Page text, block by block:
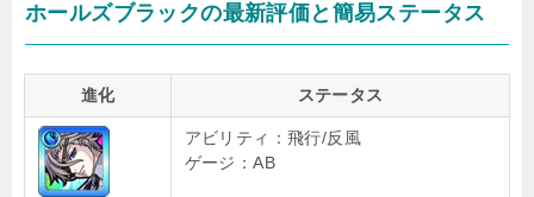
ホールズブラックの最新評価と簡易ステータス
進化 ステータス
アビリティ：飛行/反風
ゲージ：AB